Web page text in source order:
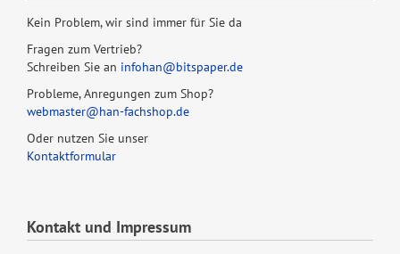
Kein Problem, wir sind immer für Sie da
Fragen zum Vertrieb?
Schreiben Sie an infohan@bitspaper.de
Probleme, Anregungen zum Shop?
webmaster@han-fachshop.de
Oder nutzen Sie unser
Kontaktformular
Kontakt und Impressum